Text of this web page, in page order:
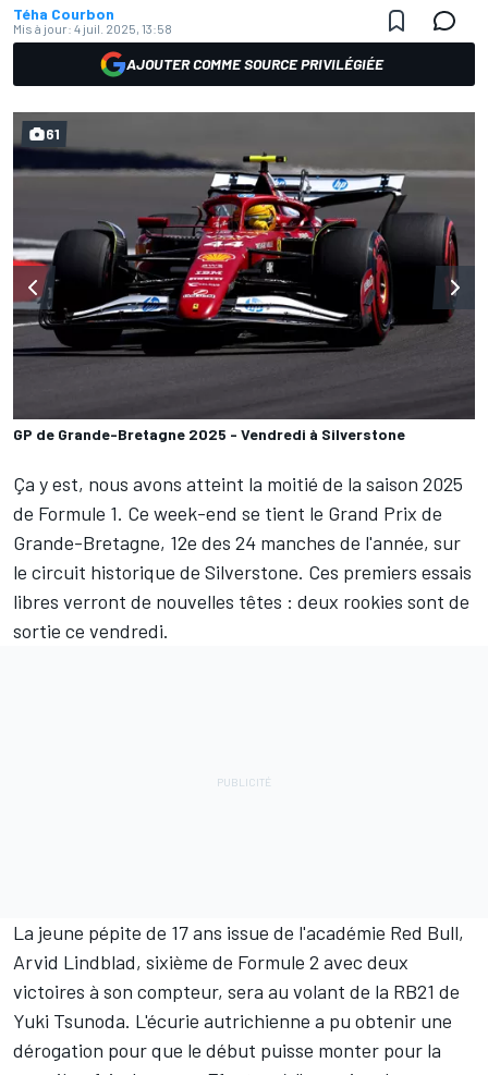
Téha Courbon
Mis à jour: 4 juil. 2025, 13:58
AJOUTER COMME SOURCE PRIVILÉGIÉE
GP de Grande-Bretagne 2025 - Vendredi à Silverstone
61
Ça y est, nous avons atteint la moitié de la saison 2025
de Formule 1. Ce week-end se tient le Grand Prix de
Grande-Bretagne, 12e des 24 manches de l'année, sur
le circuit historique de Silverstone. Ces premiers essais
libres verront de nouvelles têtes : deux rookies sont de
sortie ce vendredi.
La jeune pépite de 17 ans issue de l'académie Red Bull,
Arvid Lindblad, sixième de Formule 2 avec deux
victoires à son compteur, sera au volant de la RB21 de
Yuki Tsunoda. L'écurie autrichienne a pu obtenir une
dérogation pour que le début puisse monter pour la